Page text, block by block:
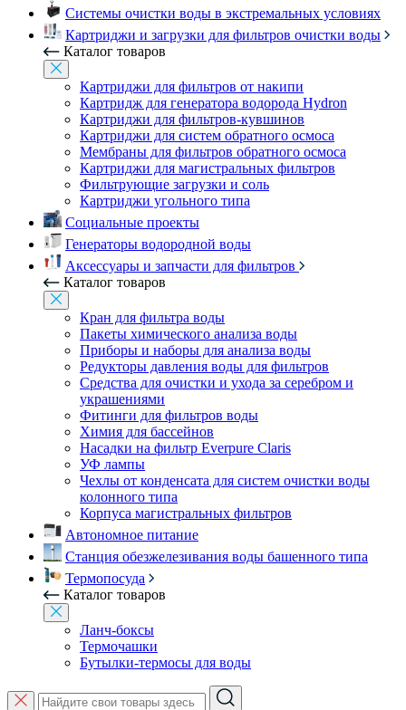
Системы очистки воды в экстремальных условиях
Картриджи и загрузки для фильтров очистки воды
Каталог товаров
Картриджи для фильтров от накипи
Картридж для генератора водорода Hydron
Картриджи для фильтров-кувшинов
Картриджи для систем обратного осмоса
Мембраны для фильтров обратного осмоса
Картриджи для магистральных фильтров
Фильтрующие загрузки и соль
Картриджи угольного типа
Социальные проекты
Генераторы водородной воды
Аксессуары и запчасти для фильтров
Каталог товаров
Кран для фильтра воды
Пакеты химического анализа воды
Приборы и наборы для анализа воды
Редукторы давления воды для фильтров
Средства для очистки и ухода за серебром и
украшениями
Фитинги для фильтров воды
Химия для бассейнов
Насадки на фильтр Everpure Claris
УФ лампы
Чехлы от конденсата для систем очистки воды
колонного типа
Корпуса магистральных фильтров
Автономное питание
Станция обезжелезивания воды башенного типа
Термопосуда
Каталог товаров
Ланч-боксы
Термочашки
Бутылки-термосы для воды